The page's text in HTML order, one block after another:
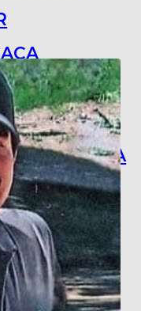
TECNOLOGÍA
LUPA
ROSTROS
ANIMALES